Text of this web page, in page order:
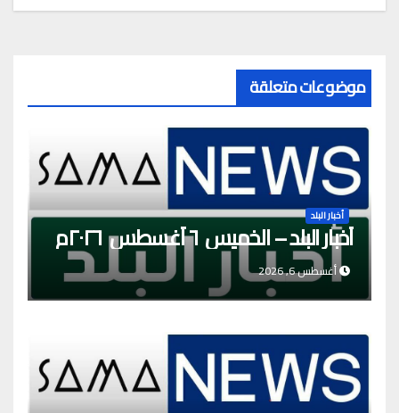
موضوعات متعلقة
أخبار البلد
أخبار البلد – الخميس ٦ أغسطس ٢٠٢٦م
أغسطس 6, 2026